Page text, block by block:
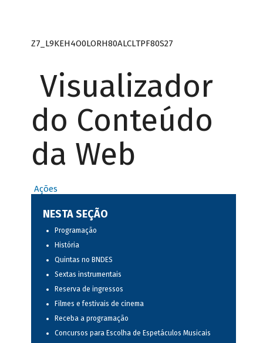
Z7_L9KEH4O0LORH80ALCLTPF80S27
Visualizador
do Conteúdo
da Web
Ações
NESTA SEÇÃO
Programação
História
Quintas no BNDES
Sextas instrumentais
Reserva de ingressos
Filmes e festivais de cinema
Receba a programação
Concursos para Escolha de Espetáculos Musicais